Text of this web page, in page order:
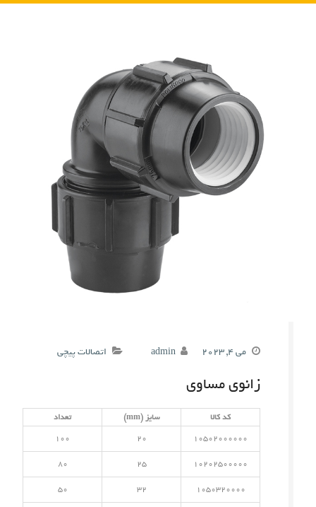
می 4, 2023 admin اتصالات پیچی
زانوی مساوی
کد کالا سایز (mm)
تعداد
10502000000
20
100
10202500000
25
80
1050320000
32
50